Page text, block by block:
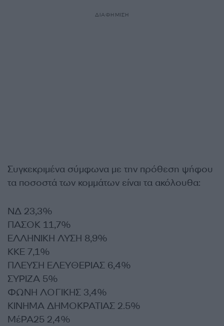
ΔΙΑΦΗΜΙΣΗ
Συγκεκριμένα σύμφωνα με την πρόθεση ψήφου
τα ποσοστά των κομμάτων είναι τα ακόλουθα:
ΝΔ 23,3%
ΠΑΣΟΚ 11,7%
ΕΛΛΗΝΙΚΗ ΛΥΣΗ 8,9%
ΚΚΕ 7,1%
ΠΛΕΥΣΗ ΕΛΕΥΘΕΡΙΑΣ 6,4%
ΣΥΡΙΖΑ 5%
ΦΩΝΗ ΛΟΓΙΚΗΣ 3,4%
ΚΙΝΗΜΑ ΔΗΜΟΚΡΑΤΙΑΣ 2.5%
ΜέΡΑ25 2,4%